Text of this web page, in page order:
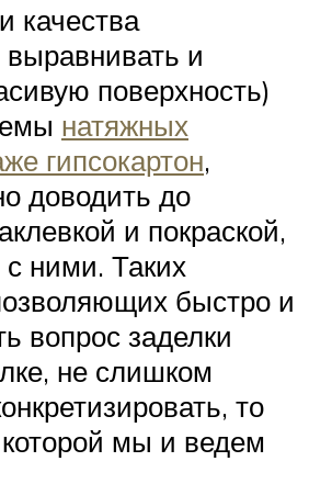
качества
выравнивать и
поверхность)
натяжных
гипсокартон,
доводить до
и покраской,
с ними. Таких
быстро и
вопрос заделки
не слишком
то
которой мы и ведем